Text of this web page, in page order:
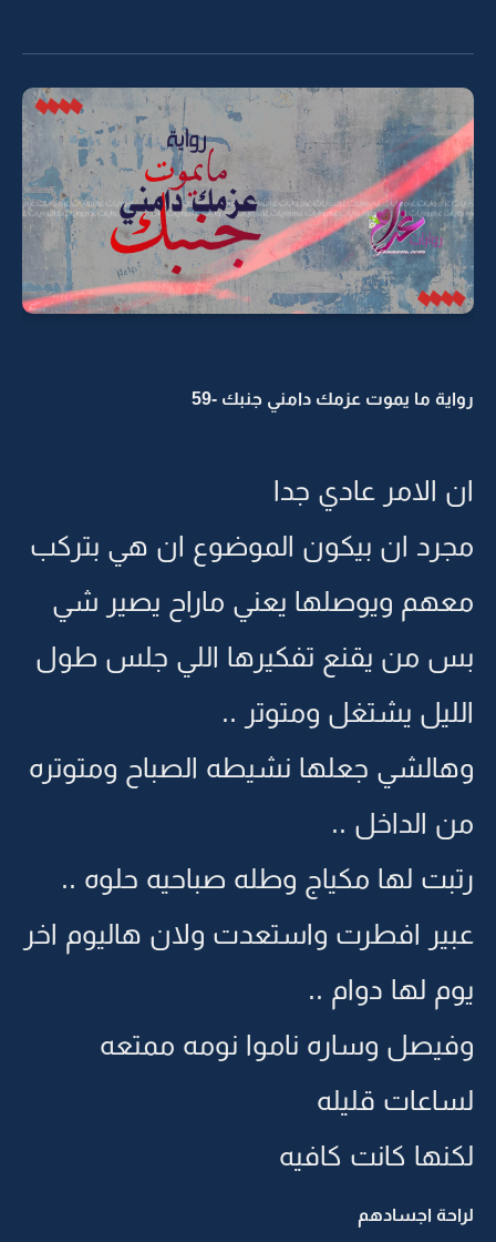
رواية ما يموت عزمك دامني جنبك -59
ان الامر عادي جدا
مجرد ان بيكون الموضوع ان هي بتركب
معهم ويوصلها يعني ماراح يصير شي
بس من يقنع تفكيرها اللي جلس طول
الليل يشتغل ومتوتر ..
وهالشي جعلها نشيطه الصباح ومتوتره
من الداخل ..
رتبت لها مكياج وطله صباحيه حلوه ..
عبير افطرت واستعدت ولان هاليوم اخر
يوم لها دوام ..
وفيصل وساره ناموا نومه ممتعه
لساعات قليله
لكنها كانت كافيه
لراحة اجسادهم